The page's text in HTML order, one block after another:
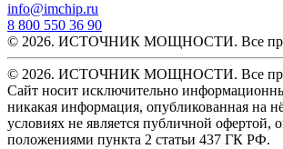
info@imchip.ru
8 800 550 36 90
© 2026. ИСТОЧНИК МОЩНОСТИ. Все
© 2026. ИСТОЧНИК МОЩНОСТИ. Все
Сайт носит исключительно
никакая информация, опубликованная на
условиях не является публичной офертой,
положениями пункта 2 статьи 437 ГК РФ.